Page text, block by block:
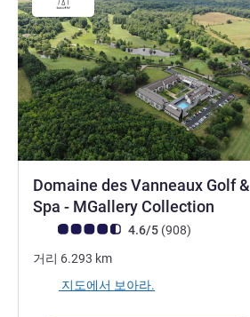
Domaine des Vanneaux Golf &
Spa - MGallery Collection
고객 평점 (ALL 평가)
4.6/5 (908리뷰
)
거리 6.293 km
지도에서 보아라.